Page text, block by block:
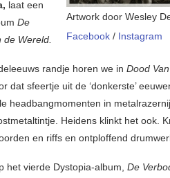
Artwork door Wesley
Facebook / Instagram
laat een
De
de Wereld.
randje horen we in Dood
dat sfeertje uit de ‘donkerste’
headbangmomenten in
Heidens klinkt het ook.
en riffs en ontploffend
het vierde Dystopia-album, De